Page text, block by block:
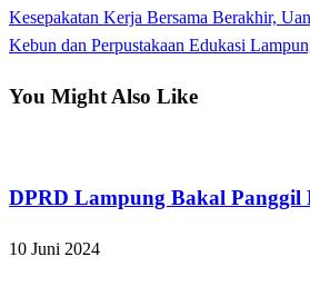
Navigasi
Previous
Post
Kesepakatan Kerja Bersama Berakhir,
Next
Kebun dan Perpustakaan Edukasi
You Might Also Like
DPRD Lampung Bakal
10 Juni 2024